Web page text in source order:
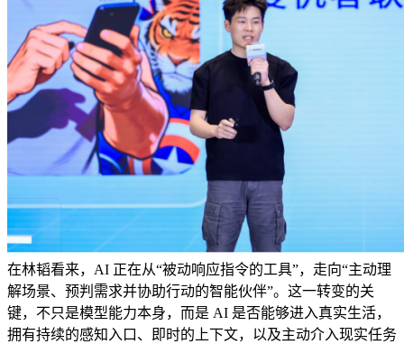
在林韬看来，AI 正在从“被动响应指令的工具”，走向“主动理
解场景、预判需求并协助行动的智能伙伴”。这一转变的关
键，不只是模型能力本身，而是 AI 是否能够进入真实生活，
拥有持续的感知入口、即时的上下文，以及主动介入现实任务